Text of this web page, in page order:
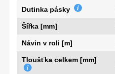
Dutinka pásky
Šířka [mm]
Návin v roli [m]
Tloušťka celkem [mm]